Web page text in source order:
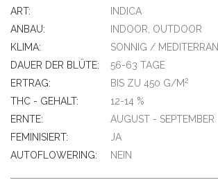
ART:
INDICA
ANBAU:
INDOOR, OUTDOOR
KLIMA:
SONNIG / MEDITERRAN
DAUER DER BLÜTE:
56-63 TAGE
ERTRAG:
BIS ZU 450 G/M2
THC - GEHALT:
12-14 %
ERNTE:
AUGUST - SEPTEMBER
FEMINISIERT:
JA
AUTOFLOWERING:
NEIN